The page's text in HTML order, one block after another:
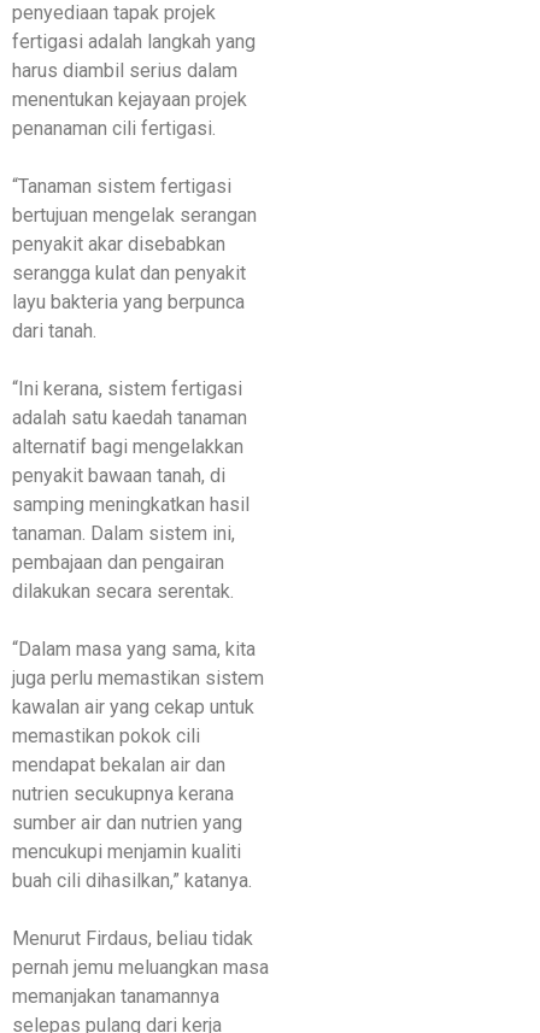
penyediaan tapak projek
fertigasi adalah langkah yang
harus diambil serius dalam
menentukan kejayaan projek
penanaman cili fertigasi.
“Tanaman sistem fertigasi
bertujuan mengelak serangan
penyakit akar disebabkan
serangga kulat dan penyakit
layu bakteria yang berpunca
dari tanah.
“Ini kerana, sistem fertigasi
adalah satu kaedah tanaman
alternatif bagi mengelakkan
penyakit bawaan tanah, di
samping meningkatkan hasil
tanaman. Dalam sistem ini,
pembajaan dan pengairan
dilakukan secara serentak.
“Dalam masa yang sama, kita
juga perlu memastikan sistem
kawalan air yang cekap untuk
memastikan pokok cili
mendapat bekalan air dan
nutrien secukupnya kerana
sumber air dan nutrien yang
mencukupi menjamin kualiti
buah cili dihasilkan,” katanya.
Menurut Firdaus, beliau tidak
pernah jemu meluangkan masa
memanjakan tanamannya
selepas pulang dari kerja